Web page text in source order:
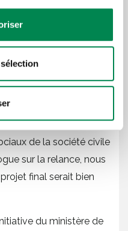
la pandémie a
sociales et
bien avant que cette
ne doit pas
œuvrer de concert
civile.
car si
de la société civile
sur la relance, nous
final serait bien
du ministère de